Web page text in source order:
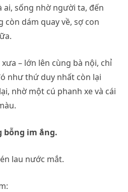
sống nhờ người ta, đến
dám quay về, sợ con
– lớn lên cùng bà nội, chỉ
như thứ duy nhất còn lại
nhờ một cú phanh xe và cái
bỗng im ắng.
lau nước mắt.